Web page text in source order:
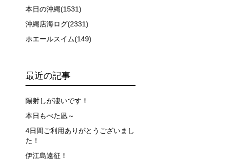
本日の沖縄(1531)
沖縄店海ログ(2331)
ホエールスイム(149)
最近の記事
陽射しが凄いです！
本日もべた凪～
4日間ご利用ありがとうございまし
た！
伊江島遠征！
によってトラブルが発生する可能性があります。さらに、
として傷害や損害が発生する場合があります。またホエー
とガイド、船舶の保有者及び船長に対して損害賠償を請求